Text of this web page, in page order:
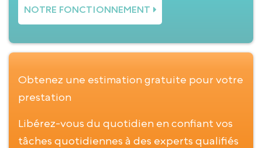
NOTRE FONCTIONNEMENT
Obtenez une estimation gratuite pour votre
prestation
Libérez-vous du quotidien en confiant vos
tâches quotidiennes à des experts qualifiés